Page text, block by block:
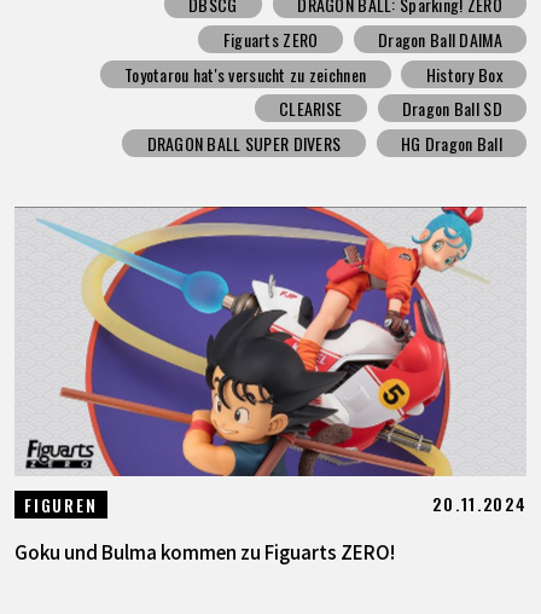
Figuarts ZERO
Dragon Ball DAIMA
Toyotarou hat's versucht zu zeichnen
History Box
CLEARISE
Dragon Ball SD
DRAGON BALL SUPER DIVERS
HG Dragon Ball
FIGUREN 20.11.2024
Goku und Bulma kommen zu Figuarts ZERO!